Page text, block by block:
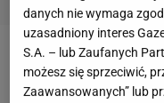
W czwartek Polacy
świecie -
danych nie wymaga
uzasadniony interes
S.A. – lub Zaufanych
możesz się sprzeciwić,
Zaawansowanych” lub